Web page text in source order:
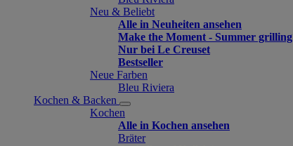
Neu & Beliebt
Alle in Neuheiten ansehen
Make the Moment - Summer grilling
Nur bei Le Creuset
Bestseller
Neue Farben
Bleu Riviera
Kochen & Backen
Kochen
Alle in Kochen ansehen
Bräter